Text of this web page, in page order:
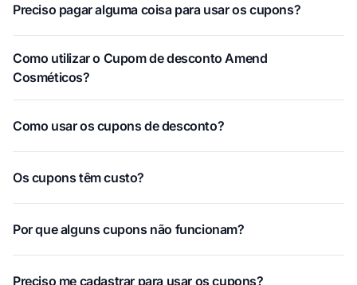
Preciso pagar alguma coisa para usar os cupons?
Como utilizar o Cupom de desconto Amend
Cosméticos?
Como usar os cupons de desconto?
Os cupons têm custo?
Por que alguns cupons não funcionam?
Preciso me cadastrar para usar os cupons?